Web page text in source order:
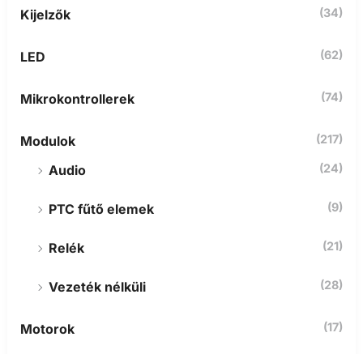
Kijelzők (34)
LED (62)
Mikrokontrollerek (74)
Modulok (217)
Audio (24)
PTC fűtő elemek (9)
Relék (21)
Vezeték nélküli (28)
Motorok (17)